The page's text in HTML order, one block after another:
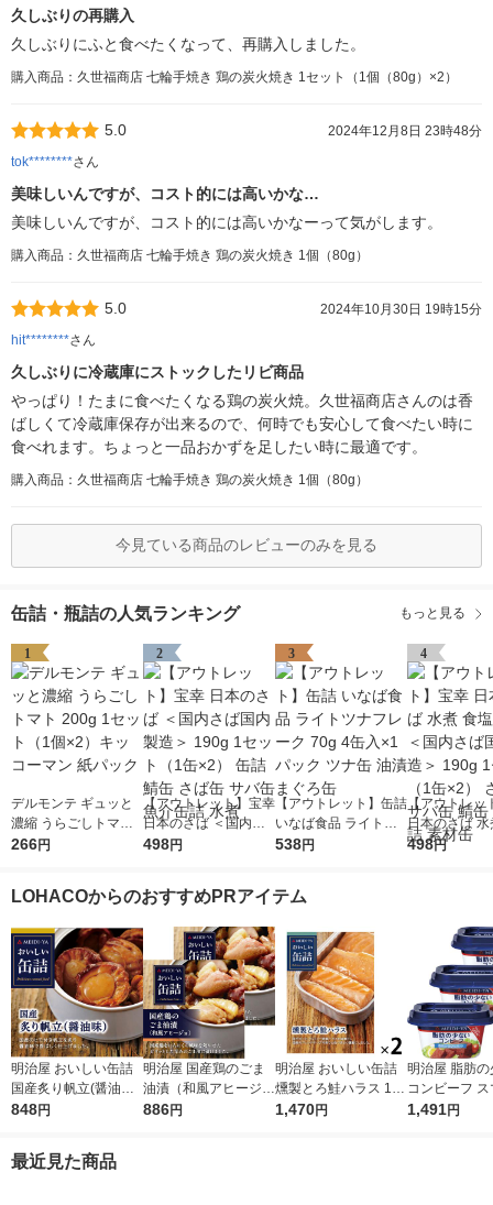
久しぶりの再購入
久しぶりにふと食べたくなって、再購入しました。
購入商品：久世福商店 七輪手焼き 鶏の炭火焼き 1セット（1個（80g）×2）
5.0
2024年12月8日 23時48分
tok********さん
美味しいんですが、コスト的には高いかな…
美味しいんですが、コスト的には高いかなーって気がします。
購入商品：久世福商店 七輪手焼き 鶏の炭火焼き 1個（80g）
5.0
2024年10月30日 19時15分
hit********さん
久しぶりに冷蔵庫にストックしたリビ商品
やっぱり！たまに食べたくなる鶏の炭火焼。久世福商店さんのは香
ばしくて冷蔵庫保存が出来るので、何時でも安心して食べたい時に
食べれます。ちょっと一品おかずを足したい時に最適です。
購入商品：久世福商店 七輪手焼き 鶏の炭火焼き 1個（80g）
今見ている商品のレビューのみを見る
缶詰・瓶詰の人気ランキング もっと見る
1
デルモンテ ギュッと
濃縮 うらごしトマト
200g 1セット（1個×
266円
2
【アウトレット】宝幸
日本のさば ＜国内さ
ば国内製造＞ 190g 1
介缶詰 水煮
498円
3
【アウトレット】缶詰
いなば食品 ライトツ
ナフレーク 70g 4缶入
538円
4
【アウトレッ
日本のさば
不使用 ＜国内
498円
LOHACOからのおすすめPRアイテム
明治屋 おいしい缶詰
国産炙り帆立(醤油味)
425529 1缶
848円
明治屋 国産鶏のごま
油漬（和風アヒージ
ョ） 1セット（2缶）
886円
明治屋 おいしい缶詰
燻製とろ鮭ハラス 1セ
ット（2個）
1,470円
明治屋 脂肪の
コンビーフ
カップ 80g 1
1,491円
最近見た商品